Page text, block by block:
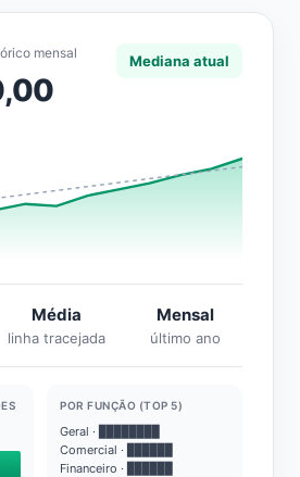
mensal Mediana atual
Média
linha tracejada
Mensal
último ano
POR FUNÇÃO (TOP 5)
Geral · ████████
Comercial · ██████
Financeiro · ██████